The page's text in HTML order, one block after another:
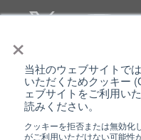
×
当社のウェブサイトで
いただくためクッキー
ェブサイトをご利用いた
読みください。
クッキーを拒否または無効化
がご利用いただけない可能性
個人情報保護について
クッキーポリシー
日清紡ホールディングス